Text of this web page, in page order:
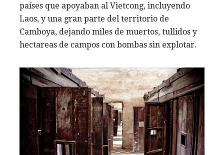
países que apoyaban al Vietcong, incluyendo
Laos, y una gran parte del territorio de
Camboya, dejando miles de muertos, tullidos y
hectareas de campos con bombas sin explotar.